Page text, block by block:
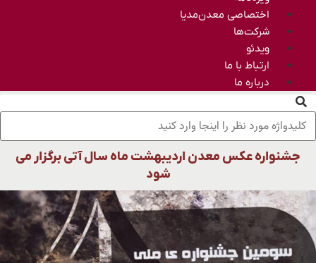
اختصاصی معدن‌مدیا
شرکت‌ها
ویدئو
ارتباط با ما
درباره ما
جشنواره عکس معدن اردیبهشت ماه سال آتی برگزار می
شود